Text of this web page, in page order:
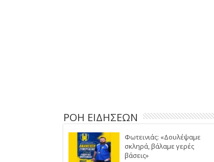
ΡΟΗ ΕΙΔΗΣΕΩΝ
Φωτεινιάς: «Δουλέψαμε
σκληρά, βάλαμε γερές
βάσεις»